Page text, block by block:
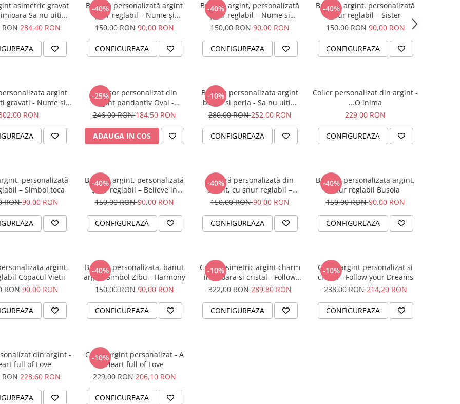
asimetric gravat
Sa nu uiti...
RON284,40 RON
-40%
Brățară personalizată argint
șnur reglabil – Nume și
Simbol Bebeluș
150,00 RON90,00 RON
CONFIGUREAZA
-40%
Brățară argint, personalizată
șnur reglabil – Nume si
Fluturas
150,00 RON90,00 RON
CONFIGUREAZA
-40%
Brățară argint, personalizată
șnur reglabil – Sister
150,00 RON90,00 RON
CONFIGUREAZA
argint
gravati - Nume si
catelus
RON
-25%
Lantisor personalizat din
argint pandantiv Oval -
Catwoman
246,00 RON184,50 RON
ADAUGA IN COS
-10%
Bratara personalizata argint
banut si perla - Sa nu uiti...
280,00 RON252,00 RON
CONFIGUREAZA
Colier personalizat din argint -
...O inima
229,00 RON
CONFIGUREAZA
personalizată
– Simbol toca
RON90,00 RON
-40%
Brățară argint, personalizată
șnur reglabil – Believe in
Yourself
150,00 RON90,00 RON
CONFIGUREAZA
-40%
Brățară personalizată din
argint, cu șnur reglabil –
simbol Soare
150,00 RON90,00 RON
CONFIGUREAZA
-40%
Bratara personalizata argint,
snur reglabil Busola
150,00 RON90,00 RON
CONFIGUREAZA
argint,
Copacul Vietii
RON90,00 RON
-40%
Bratara personalizata, banut
argint Simbol Zibu - Harmony
150,00 RON90,00 RON
CONFIGUREAZA
-10%
Colier asimetric argint charm
inimioara si cristal - Follow
your Dreams
322,00 RON289,80 RON
CONFIGUREAZA
-10%
Colier argint personalizat si
cristal - Follow your Dreams
238,00 RON214,20 RON
CONFIGUREAZA
din argint -
full of Love
RON228,60 RON
-10%
Colier argint personalizat - A
Heart full of Love
229,00 RON206,10 RON
CONFIGUREAZA